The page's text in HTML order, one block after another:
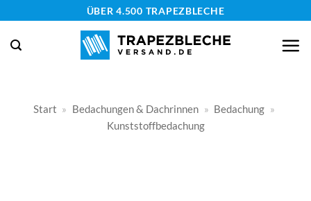
springen
ÜBER 4.500 TRAPEZBLECHE
Start » Bedachungen & Dachrinnen » Bedachung »
Kunststoffbedachung